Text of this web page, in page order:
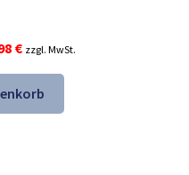
€
€Aktueller
Preis
ist:
39,98 €.
zzgl. MwSt.